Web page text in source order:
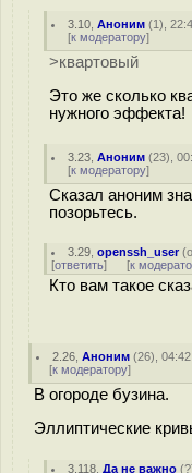
3.10 ,Аноним (1),
[к модератору]
>квартовый
Это же сколько
нужного эффекта!
3.23 ,Аноним (23),
[к модератору]
Сказал аноним
позорьтесь.
3.29 ,openssh_user(
[ответить] [к
Кто вам такое
2.26 ,Аноним (26),
[к модератору]
В огороде бузина.
Эллиптические
3.118 ,Да не важно (?